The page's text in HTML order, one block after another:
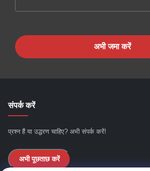
अभी जमा करें
संपर्क करें
प्रश्न हैं या उद्धरण चाहिए? अभी संपर्क करें!
अभी पूछताछ करें